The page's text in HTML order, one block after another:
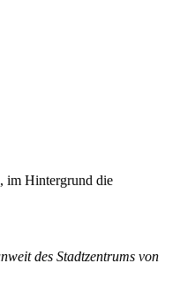
im Hintergrund die
des Stadtzentrums von